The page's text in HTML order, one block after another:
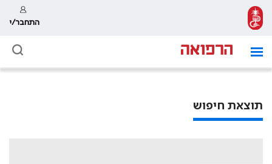
התחבר/י
תוצאת חיפוש